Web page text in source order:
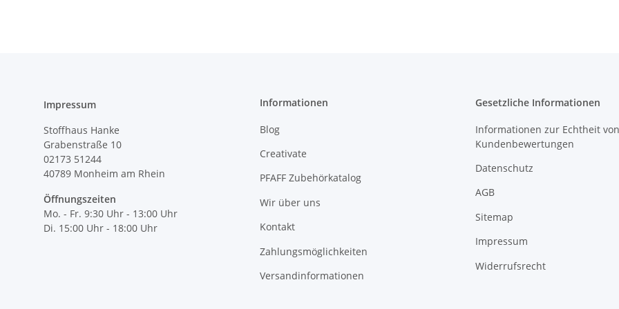
Impressum
Stoffhaus Hanke
Grabenstraße 10
02173 51244
40789 Monheim am Rhein
Öffnungszeiten
Mo. - Fr. 9:30 Uhr - 13:00 Uhr
Di. 15:00 Uhr - 18:00 Uhr
Informationen
Blog
Creativate
PFAFF Zubehörkatalog
Wir über uns
Kontakt
Zahlungsmöglichkeiten
Versandinformationen
Gesetzliche Informationen
Informationen zur Echtheit von
Kundenbewertungen
Datenschutz
AGB
Sitemap
Impressum
Widerrufsrecht